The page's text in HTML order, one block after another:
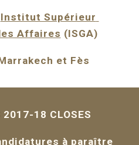
Institut Supérieur
Affaires (ISGA)
et Fès
2017-18 CLOSES
à paraître